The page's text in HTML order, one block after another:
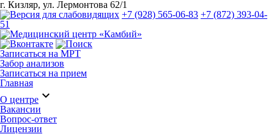
г. Кизляр, ул. Лермонтова 62/1
+7 (928) 565-06-83 +7 (872) 393-04-
51
Записаться на МРТ
Забор анализов
Записаться на прием
Главная
О центре expand_more
Вакансии
Вопрос-ответ
Лицензии